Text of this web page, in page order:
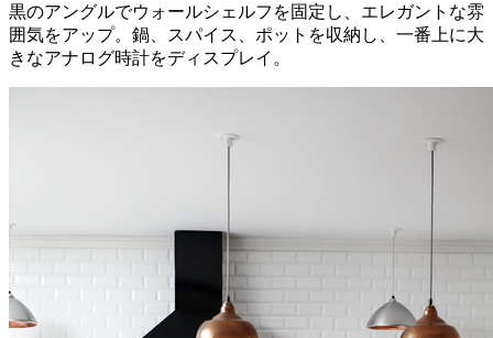
黒のアングルでウォールシェルフを固定し、エレガントな雰
囲気をアップ。鍋、スパイス、ポットを収納し、一番上に大
きなアナログ時計をディスプレイ。